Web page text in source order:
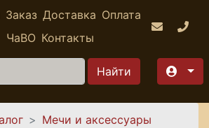
содержанию
Заказ Доставка Оплата
ЧаВО Контакты
Мечи и аксессуары